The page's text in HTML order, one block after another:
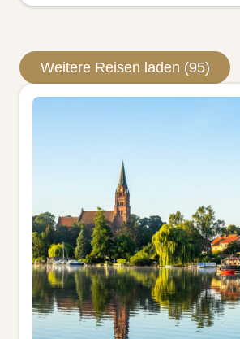
Weitere Reisen laden (95)